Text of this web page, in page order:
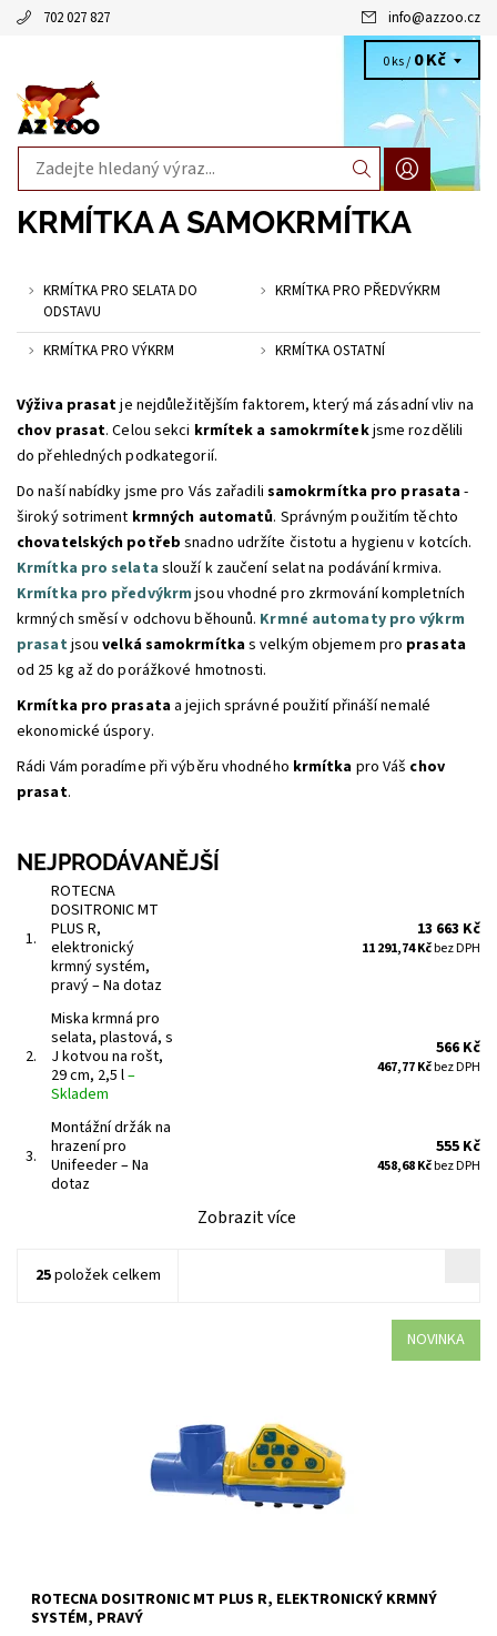
702 027 827 info@azzoo.cz
0 ks / 0 Kč
KRMÍTKA A SAMOKRMÍTKA
KRMÍTKA PRO SELATA DO
ODSTAVU
KRMÍTKA PRO PŘEDVÝKRM
KRMÍTKA PRO VÝKRM KRMÍTKA OSTATNÍ
Výživa prasatje nejdůležitějším faktorem, který má zásadní vliv na
chov prasat. Celou sekci krmítek a samokrmítekjsme rozdělili
do přehledných podkategorií.
Do naší nabídky jsme pro Vás zařadili samokrmítka pro prasata-
široký sotriment krmných automatů. Správným použitím těchto
chovatelských potřeb snadno udržíte čistotu a hygienu v kotcích.
Krmítka pro selata slouží k zaučení selat na podávání krmiva.
Krmítka pro předvýkrm jsou vhodné pro zkrmování kompletních
krmných směsí v odchovu běhounů. Krmné automaty pro výkrm
prasat jsouvelká samokrmítkas velkým objemem pro prasata
od 25 kg až do porážkové hmotnosti.
Krmítka pro prasataa jejich správné použití přináší nemalé
ekonomické úspory.
Rádi Vám poradíme při výběru vhodného krmítka pro Váš chov
prasat.
NEJPRODÁVANĚJŠÍ
1.
ROTECNA
DOSITRONIC MT
PLUS R,
elektronický
krmný systém,
pravý–Na dotaz
13 663 Kč
11 291,74 Kčbez DPH
2.
Miska krmná pro
selata, plastová, s
J kotvou na rošt,
29 cm, 2,5 l–
Skladem
566 Kč
467,77 Kčbez DPH
3.
Montážní držák na
hrazení pro
Unifeeder–Na
dotaz
555 Kč
458,68 Kčbez DPH
Zobrazit více
25položek celkem
NOVINKA
ROTECNA DOSITRONIC MT PLUS R, ELEKTRONICKÝ KRMNÝ
SYSTÉM, PRAVÝ